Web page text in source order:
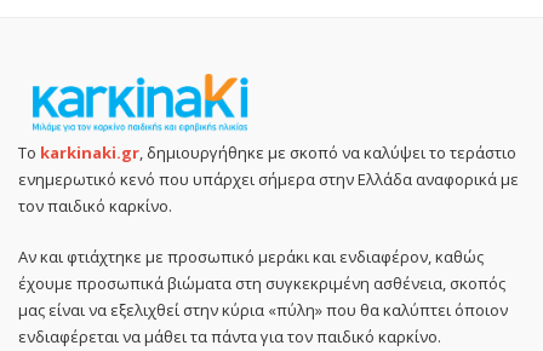
Το karkinaki.gr , δημιουργήθηκε με σκοπό να καλύψει το τεράστιο
ενημερωτικό κενό που υπάρχει σήμερα στην Ελλάδα αναφορικά με
τον παιδικό καρκίνο.
Αν και φτιάχτηκε με προσωπικό μεράκι και ενδιαφέρον, καθώς
έχουμε προσωπικά βιώματα στη συγκεκριμένη ασθένεια, σκοπός
μας είναι να εξελιχθεί στην κύρια «πύλη» που θα καλύπτει όποιον
ενδιαφέρεται να μάθει τα πάντα για τον παιδικό καρκίνο.